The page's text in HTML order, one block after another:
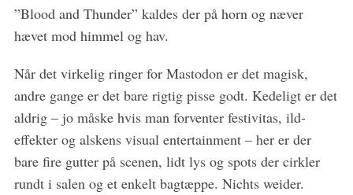
”Blood and Thunder” kaldes der på horn og næver
hævet mod himmel og hav.
Når det virkelig ringer for Mastodon er det magisk,
andre gange er det bare rigtig pisse godt. Kedeligt er det
aldrig – jo måske hvis man forventer festivitas, ild-
effekter og alskens visual entertainment – her er der
bare fire gutter på scenen, lidt lys og spots der cirkler
rundt i salen og et enkelt bagtæppe. Nichts weider.
r
c
r
: